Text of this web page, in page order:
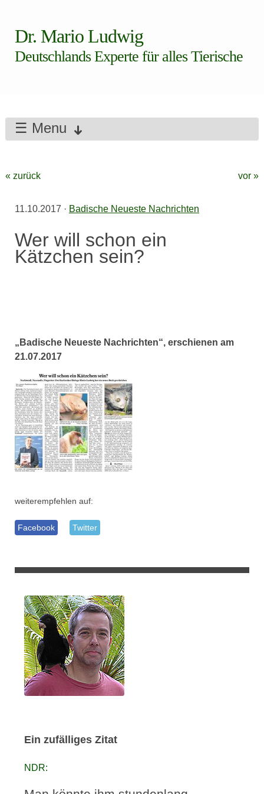
Dr. Mario Ludwig
Deutschlands Experte für alles Tierische
☰ Menu
« zurück vor »
11.10.2017 · Badische Neueste Nachrichten
Wer will schon ein
Kätzchen sein?
„Badische Neueste Nachrichten“, erschienen am
21.07.2017
weiterempfehlen auf:
Facebook Twitter
Ein zufälliges Zitat
NDR: